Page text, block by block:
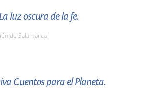
luz oscura de la fe.
de Salamanca
Cuentos para el Planeta.